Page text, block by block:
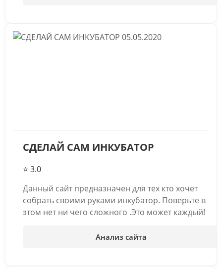
05.05.2020
СДЕЛАЙ САМ ИНКУБАТОР
⭐ 3.0
Данный сайт предназначен для тех кто хочет
собрать своими руками инкубатор. Поверьте в
этом нет ни чего сложного .Это может каждый!
Анализ сайта